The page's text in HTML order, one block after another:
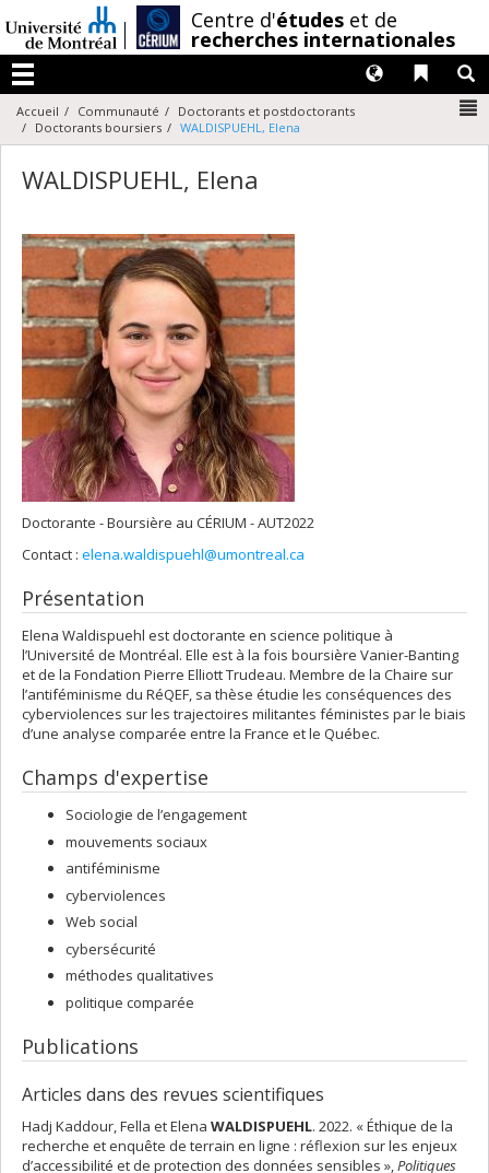
au
contenu
Centre d'études et de
recherches internationales
Menu
Liens
Langues
Accueil Communauté
Doctorants et postdoctorants
Doctorants boursiers
WALDISPUEHL, Elena
WALDISPUEHL, Elena
Doctorante - Boursière au CÉRIUM - AUT2022
Contact : elena.waldispuehl@umontreal.ca
Présentation
Elena Waldispuehl est doctorante en science politique à
l’Université de Montréal. Elle est à la fois boursière Vanier-Banting
et de la Fondation Pierre Elliott Trudeau. Membre de la Chaire sur
l’antiféminisme du RéQEF, sa thèse étudie les conséquences des
cyberviolences sur les trajectoires militantes féministes par le biais
d’une analyse comparée entre la France et le Québec.
Champs d'expertise
Sociologie de l’engagement
mouvements sociaux
antiféminisme
cyberviolences
Web social
cybersécurité
méthodes qualitatives
politique comparée
Publications
Articles dans des revues scientifiques
Hadj Kaddour, Fella et Elena WALDISPUEHL. 2022. « Éthique de la
recherche et enquête de terrain en ligne : réflexion sur les enjeux
d’accessibilité et de protection des données sensibles », Politiques